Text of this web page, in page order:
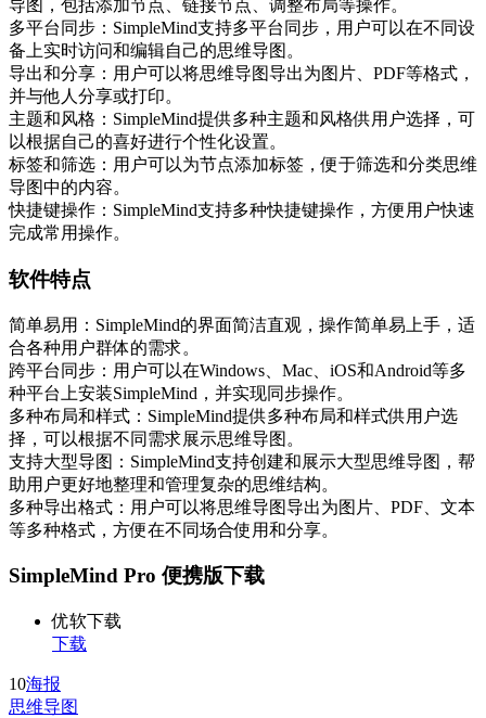
导图，包括添加节点、链接节点、调整布局等操作。
多平台同步：SimpleMind支持多平台同步，用户可以在不同设
备上实时访问和编辑自己的思维导图。
导出和分享：用户可以将思维导图导出为图片、PDF等格式，
并与他人分享或打印。
主题和风格：SimpleMind提供多种主题和风格供用户选择，可
以根据自己的喜好进行个性化设置。
标签和筛选：用户可以为节点添加标签，便于筛选和分类思维
导图中的内容。
快捷键操作：SimpleMind支持多种快捷键操作，方便用户快速
完成常用操作。
软件特点
简单易用：SimpleMind的界面简洁直观，操作简单易上手，适
合各种用户群体的需求。
跨平台同步：用户可以在Windows、Mac、iOS和Android等多
种平台上安装SimpleMind，并实现同步操作。
多种布局和样式：SimpleMind提供多种布局和样式供用户选
择，可以根据不同需求展示思维导图。
支持大型导图：SimpleMind支持创建和展示大型思维导图，帮
助用户更好地整理和管理复杂的思维结构。
多种导出格式：用户可以将思维导图导出为图片、PDF、文本
等多种格式，方便在不同场合使用和分享。
SimpleMind Pro 便携版下载
优软下载
下载
10海报
思维导图